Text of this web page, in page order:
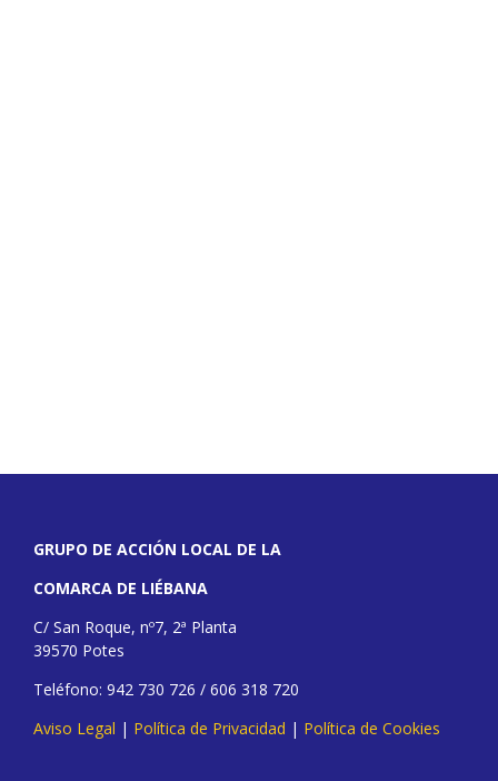
GRUPO DE ACCIÓN LOCAL DE LA
COMARCA DE LIÉBANA
C/ San Roque, nº7, 2ª Planta
39570 Potes
Teléfono: 942 730 726 / 606 318 720
Aviso Legal | Política de Privacidad | Política de Cookies